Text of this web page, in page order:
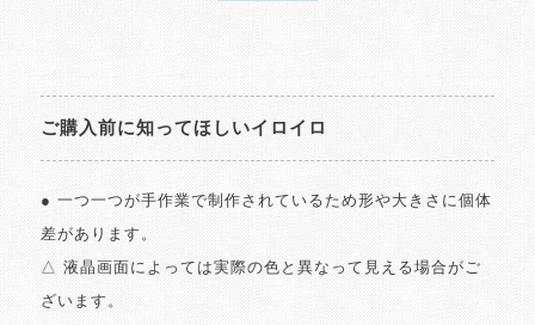
ご購入前に知ってほしいイロイロ
● 一つ一つが手作業で制作されているため形や大きさに個体
差があります。
△ 液晶画面によっては実際の色と異なって見える場合がご
ざいます。